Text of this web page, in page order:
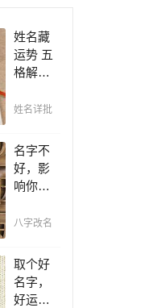
姓名藏
运势 五
格解一
名判断
吉凶，
你的名
字真的
适合你
姓名详批
名字不
好，影
响你的
一个好
金，好
名字让
你增加
八字改名
取个好
名字，
好运伴